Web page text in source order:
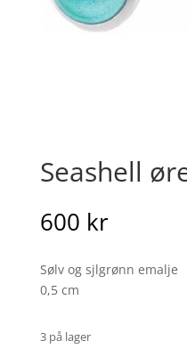
Seashell
600 kr
Sølv og sjlgrønn emalje
0,5 cm
3 på lager